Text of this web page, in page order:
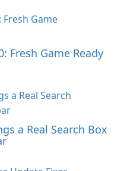
Fresh Game Ready
a Real Search Box